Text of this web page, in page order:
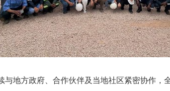
地方政府、合作伙伴及当地社区紧密协作，